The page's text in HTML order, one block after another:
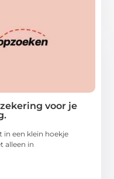
voor je
in een klein hoekje
alleen in